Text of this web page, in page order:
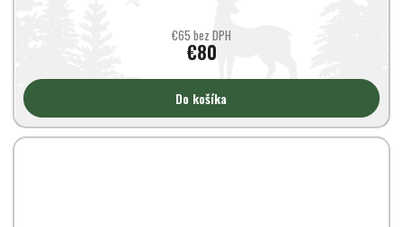
€65 bez DPH
€80
Do košíka